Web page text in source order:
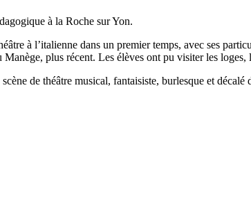
à la Roche sur Yon.
à l’italienne dans un premier temps, avec ses
plus récent. Les élèves ont pu visiter les loges,
de théâtre musical, fantaisiste, burlesque et